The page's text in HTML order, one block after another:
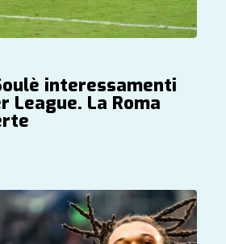
interessamenti
League. La Roma